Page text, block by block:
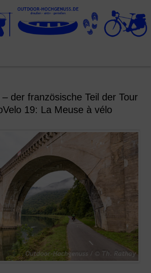
der französische Teil der Tour
19: La Meuse à vélo